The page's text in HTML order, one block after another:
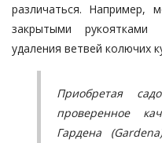
различаться. Например,
закрытыми рукоятками
удаления ветвей колючих
Приобретая
проверенное
Гардена